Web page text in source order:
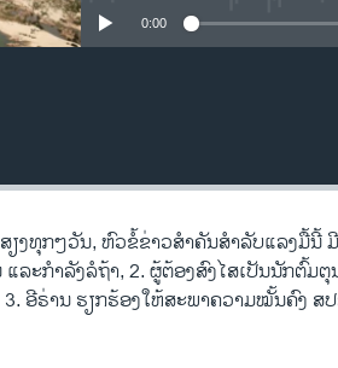
0:00
ຽງ​ທຸກໆ​ວັນ, ຫົວຂໍ້ຂ່າວສໍາຄັນສໍາລັບແລງມື້ນີ້
ລະກໍາລັງລໍຖ້າ, 2. ຜູ້ຕ້ອງສົງໄສເປັນນັກຕົ້ມ
ອີຣ່ານ ຮຽກຮ້ອງໃຫ້ສະພາຄວາມໝັ້ນຄົງ ສ